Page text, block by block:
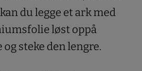
du legge et ark med
løst oppå
og steke den lengre.